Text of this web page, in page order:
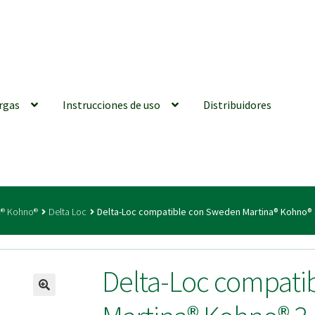
Instrucciones de uso Distribuidores
generales Conexiones CAD CAM Distribuidores Finalizar
| Tienda Online!
Kohno® Delta Loc Delta-Loc compatible con Sweden Martina® Kohno®
Delta-Loc